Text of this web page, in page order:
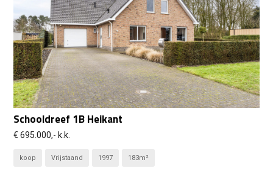
Schooldreef 1B Heikant
€ 695.000,- k.k.
koop Vrijstaand 1997 183m²